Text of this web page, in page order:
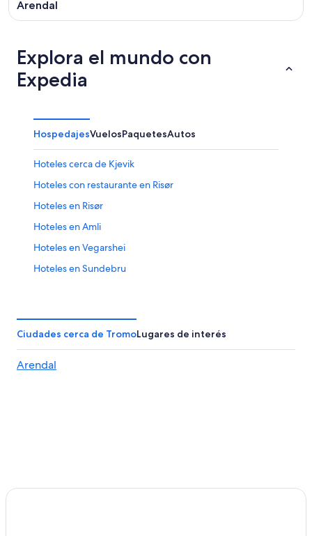
Arendal
Explora el mundo con
Expedia
HospedajesVuelosPaquetesAutos
Hoteles cerca de Kjevik
Hoteles con restaurante en Risør
Hoteles en Risør
Hoteles en Amli
Hoteles en Vegarshei
Hoteles en Sundebru
Hoteles con spa en Provincia de Aust-Agder
Hoteles baratos en Provincia de Aust-Agder
Hoteles en Provincia de Aust-Agder
Ciudades cerca de TromoLugares de interés
Arendal